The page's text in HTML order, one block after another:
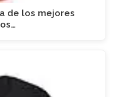
de los mejores